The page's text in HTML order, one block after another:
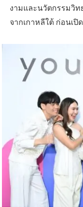
งามและนวัตกรรมวิท
จากเกาหลีใต้ ก่อนเปิ